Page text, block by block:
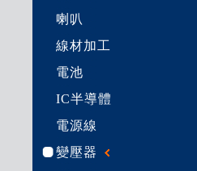
喇叭
線材加工
電池
IC半導體
電源線
變壓器